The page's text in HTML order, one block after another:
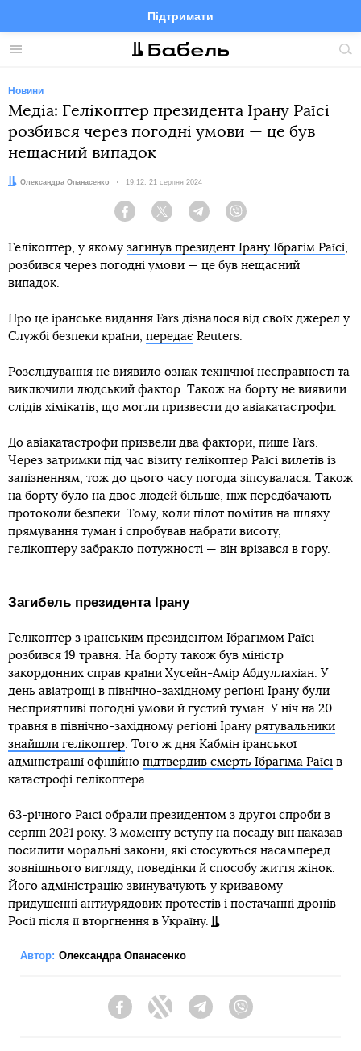
Меню
Підтримати
FacebookTelegramTwitter
Новини
Медіа: Гелікоптер президента Ірану Раїсі
розбився через погодні умови — це був
нещасний випадок
Автор:
Олександра Опанасенко Дата:
19:12, 21 серпня 2024
Facebook Twitter Telegram
Гелікоптер, у якому загинув президент Ірану Ібрагім Раїсі,
розбився через погодні умови — це був нещасний
випадок.
Про це іранське видання Fars дізналося від своїх джерел у
Службі безпеки країни, передає Reuters.
Розслідування не виявило ознак технічної несправності та
виключили людський фактор. Також на борту не виявили
слідів хімікатів, що могли призвести до авіакатастрофи.
До авіакатастрофи призвели два фактори, пише Fars.
Через затримки під час візиту гелікоптер Раїсі вилетів із
запізненням, тож до цього часу погода зіпсувалася. Також
на борту було на двоє людей більше, ніж передбачають
протоколи безпеки. Тому, коли пілот помітив на шляху
прямування туман і спробував набрати висоту,
гелікоптеру забракло потужності — він врізався в гору.
Загибель президента Ірану
Гелікоптер з іранським президентом Ібрагімом Раїсі
розбився 19 травня. На борту також був міністр
закордонних справ країни Хусейн-Амір Абдуллахіан. У
день авіатрощі в північно-західному регіоні Ірану були
несприятливі погодні умови й густий туман. У ніч на 20
травня в північно-західному регіоні Ірану рятувальники
знайшли гелікоптер. Того ж дня Кабмін іранської
адміністрації офіційно підтвердив смерть Ібрагіма Раїсі в
катастрофі гелікоптера.
63-річного Раїсі обрали президентом з другої спроби в
серпні 2021 року. З моменту вступу на посаду він наказав
посилити моральні закони, які стосуються насамперед
зовнішнього вигляду, поведінки й способу життя жінок.
Його адміністрацію звинувачують у кривавому
придушенні антиурядових протестів і постачанні дронів
Росії після її вторгнення в Україну.
Автор: Олександра Опанасенко
FacebookTwitter Telegram